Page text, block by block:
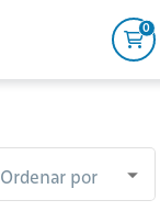
0
Ordenar por